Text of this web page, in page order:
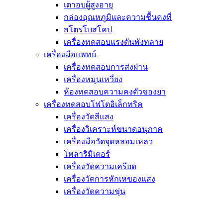
เตาอบผู้สูงอายุ
กล่องอุณหภูมิและความชื้นคงที่
สโตรโบสโคป
เครื่องทดสอบแรงดันพังทลาย
เครื่องมือแพทย์
เครื่องทดสอบการส่งผ่าน
เครื่องหมุนเหวี่ยง
ห้องทดสอบความคงตัวของยา
เครื่องทดสอบโฟโตอิเล็กทริค
เครื่องวัดสีแสง
เครื่องวิเคราะห์ขนาดอนุภาค
เครื่องมือวัดจุดหลอมเหลว
โพลาริมิเตอร์
เครื่องวัดความเครียด
เครื่องวัดการหักเหของแสง
เครื่องวัดความขุ่น